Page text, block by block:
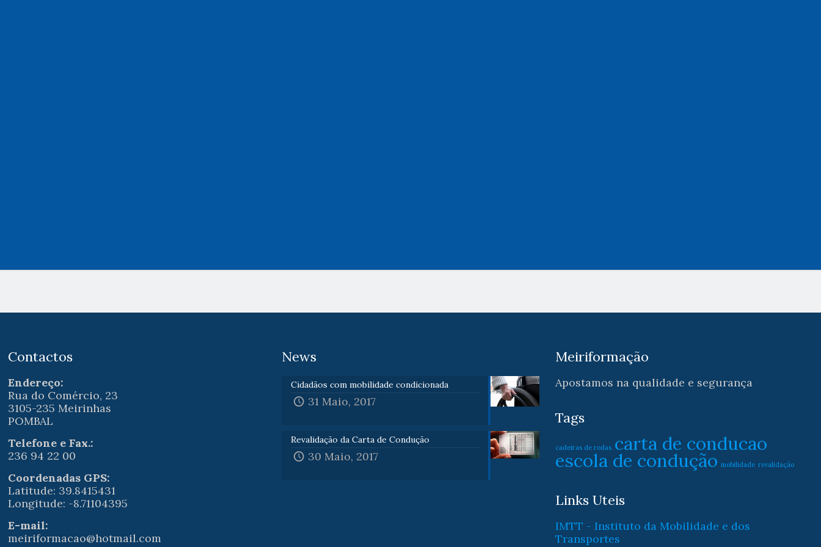
Contactos
Endereço:
Rua do Comércio, 23
3105-235 Meirinhas
POMBAL
Telefone e Fax.:
236 94 22 00
Coordenadas GPS:
Latitude: 39.8415431
Longitude: -8.71104395
E-mail:
meiriformacao@hotmail.com
News
Cidadãos com mobilidade condicionada
31 Maio, 2017
Revalidação da Carta de Condução
30 Maio, 2017
Meiriformação
Apostamos na qualidade e segurança
Tags
cadeiras de rodas carta de conducao
escola de condução mobilidade revalidação
Links Uteis
IMTT - Instituto da Mobilidade e dos
Transportes